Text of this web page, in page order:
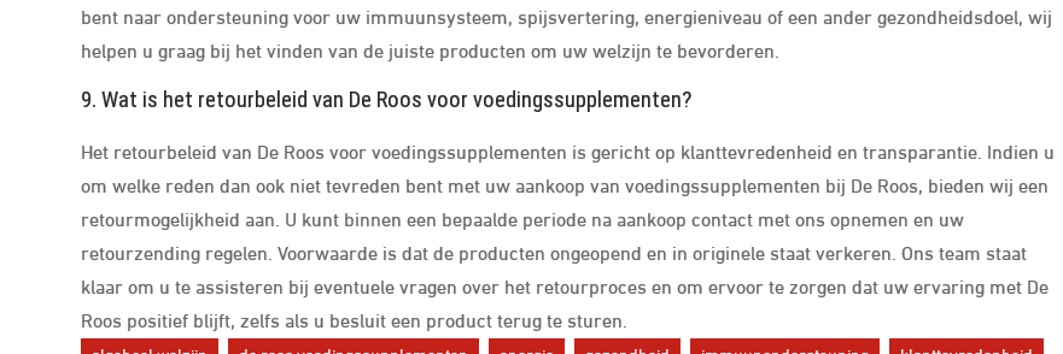
bent naar ondersteuning voor uw immuunsysteem, spijsvertering, energieniveau of een ander gezondheidsdoel, wij
helpen u graag bij het vinden van de juiste producten om uw welzijn te bevorderen.
9. Wat is het retourbeleid van De Roos voor voedingssupplementen?
Het retourbeleid van De Roos voor voedingssupplementen is gericht op klanttevredenheid en transparantie. Indien u
om welke reden dan ook niet tevreden bent met uw aankoop van voedingssupplementen bij De Roos, bieden wij een
retourmogelijkheid aan. U kunt binnen een bepaalde periode na aankoop contact met ons opnemen en uw
retourzending regelen. Voorwaarde is dat de producten ongeopend en in originele staat verkeren. Ons team staat
klaar om u te assisteren bij eventuele vragen over het retourproces en om ervoor te zorgen dat uw ervaring met De
Roos positief blijft, zelfs als u besluit een product terug te sturen.